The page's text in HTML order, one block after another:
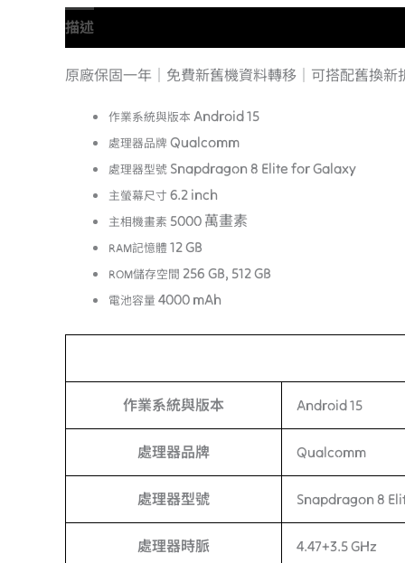
描述
原廠保固一年｜免費新舊機資料轉移｜可搭配舊換新
作業系統與版本 Android 15
處理器品牌 Qualcomm
處理器型號 Snapdragon 8 Elite for Galaxy
主螢幕尺寸 6.2 inch
主相機畫素 5000 萬畫素
RAM記憶體 12 GB
ROM儲存空間 256 GB, 512 GB
電池容量 4000 mAh
作業系統與版本 Android 15
處理器品牌 Qualcomm
處理器型號 Snapdragon 8
處理器時脈 4.47+3.5 GHz